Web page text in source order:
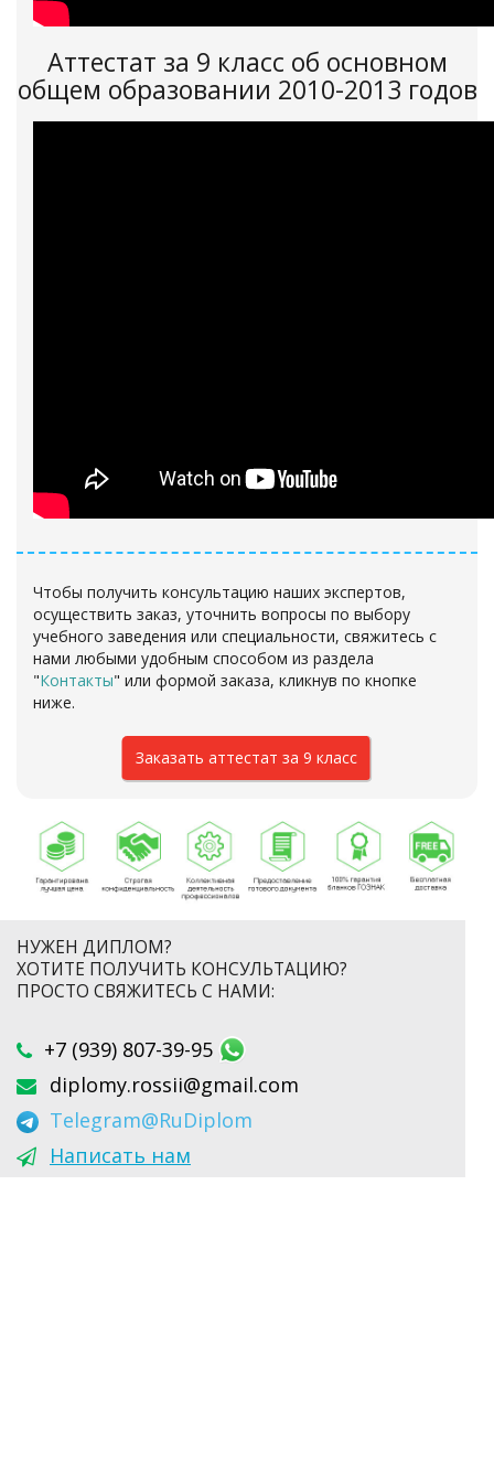
Аттестат за 9 класс об основном
общем образовании 2010-2013 годов
Чтобы получить консультацию наших экспертов,
осуществить заказ, уточнить вопросы по выбору
учебного заведения или специальности, свяжитесь с
нами любыми удобным способом из раздела
"Контакты" или формой заказа, кликнув по кнопке
ниже.
Заказать аттестат за 9 класс
НУЖЕН ДИПЛОМ?
ХОТИТЕ ПОЛУЧИТЬ КОНСУЛЬТАЦИЮ?
ПРОСТО СВЯЖИТЕСЬ С НАМИ:
+7 (939) 807-39-95
diplomy.rossii@gmail.com
Telegram@RuDiplom
Написать нам